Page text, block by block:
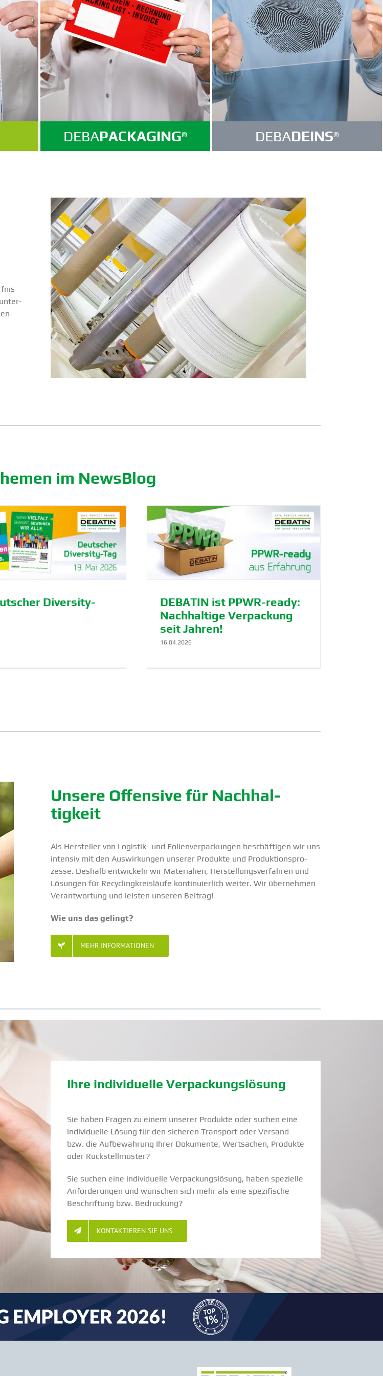
DEBAPACKAGING® DEBADEINS®
unter­
im NewsBlog
Diversity-
ist PPWR-ready: Nachhaltige
Verpa­ckung seit Jahren!
Lösung Nachhal­tigkeit Produkte
DEBATIN ist PPWR-ready:
Nachhaltige Verpa­ckung
seit Jahren!
16.04.2026
Unsere Offensive für Nachhal­
tigkeit
Als Hersteller von Logistik- und Folien­ver­pa­ckungen beschäf­tigen wir uns
intensiv mit den Auswir­kungen unserer Produkte und Produk­ti­ons­pro­
zesse. Deshalb entwi­ckeln wir Materialien, Herstel­lungs­ver­fahren und
Lösungen für Recycling­kreis­läufe konti­nu­ierlich weiter. Wir übernehmen
Verant­wortung und leisten unseren Beitrag!
Wie uns das gelingt?
MEHR INFOR­MA­TIONEN
Ihre indivi­duelle Verpa­ckungs­lösung
Sie haben Fragen zu einem unserer Produkte oder suchen eine
indivi­duelle Lösung für den sicheren Transport oder Versand
bzw. die Aufbe­wahrung Ihrer Dokumente, Wertsachen, Produkte
oder Rückstell­muster?
Sie suchen eine indivi­duelle Verpa­ckungs­lösung, haben spezielle
Anfor­de­rungen und wünschen sich mehr als eine spezi­fische
Beschriftung bzw. Bedruckung?
KONTAK­TIEREN SIE UNS